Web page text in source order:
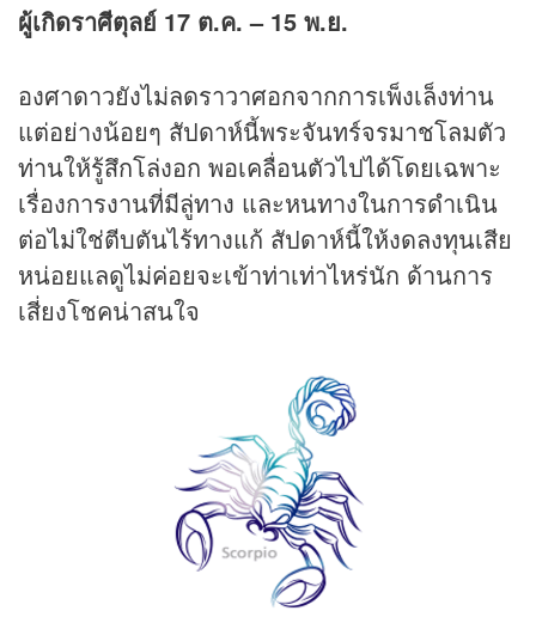
ผู้เกิดราศีตุลย์ 17 ต.ค. – 15 พ.ย.
องศาดาวยังไม่ลดราวาศอกจากการเพ็งเล็งท่าน
แต่อย่างน้อยๆ สัปดาห์นี้พระจันทร์จรมาชโลมตัว
ท่านให้รู้สึกโล่งอก พอเคลื่อนตัวไปได้โดยเฉพาะ
เรื่องการงานที่มีลู่ทาง และหนทางในการดำเนิน
ต่อไม่ใช่ตีบตันไร้ทางแก้ สัปดาห์นี้ให้งดลงทุนเสีย
หน่อยแลดูไม่ค่อยจะเข้าท่าเท่าไหร่นัก ด้านการ
เสี่ยงโชคน่าสนใจ